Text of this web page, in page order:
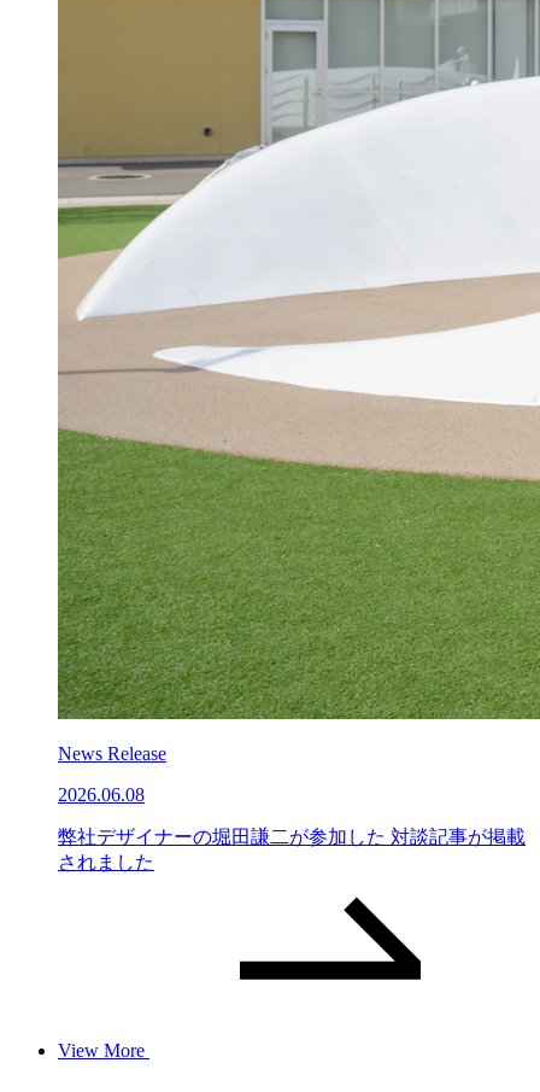
News Release
2026.06.08
弊社デザイナーの堀田謙二が参加した 対談記事が掲載
されました
View More